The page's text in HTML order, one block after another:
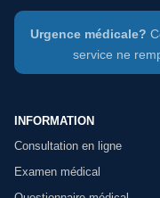
Urgence médicale?
service ne
INFORMATION
Consultation en ligne
Examen médical